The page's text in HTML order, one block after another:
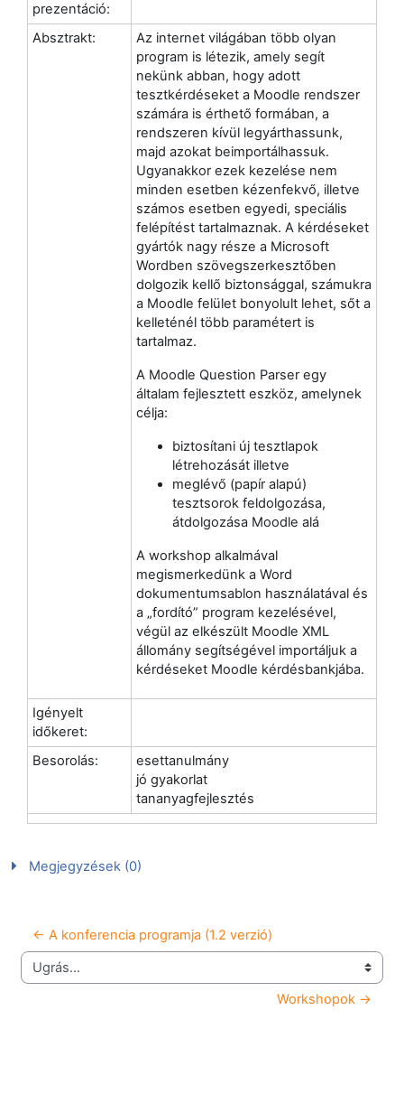
prezentáció:
Absztrakt:
Az internet világában több olyan
program is létezik, amely segít
nekünk abban, hogy adott
tesztkérdéseket a Moodle rendszer
számára is érthető formában, a
rendszeren kívül legyárthassunk,
majd azokat beimportálhassuk.
Ugyanakkor ezek kezelése nem
minden esetben kézenfekvő, illetve
számos esetben egyedi, speciális
felépítést tartalmaznak. A kérdéseket
gyártók nagy része a Microsoft
Wordben szövegszerkesztőben
dolgozik kellő biztonsággal, számukra
a Moodle felület bonyolult lehet, sőt a
kelleténél több paramétert is
tartalmaz.
A Moodle Question Parser egy
általam fejlesztett eszköz, amelynek
célja:
biztosítani új tesztlapok
létrehozását illetve
meglévő (papír alapú)
tesztsorok feldolgozása,
átdolgozása Moodle alá
A workshop alkalmával
megismerkedünk a Word
dokumentumsablon használatával és
a „fordító” program kezelésével,
végül az elkészült Moodle XML
állomány segítségével importáljuk a
kérdéseket Moodle kérdésbankjába.
Igényelt
időkeret:
Besorolás:
esettanulmány
jó gyakorlat
tananyagfejlesztés
Megjegyzések (0)
← A konferencia programja (1.2 verzió)
Ugrás...
Workshopok →